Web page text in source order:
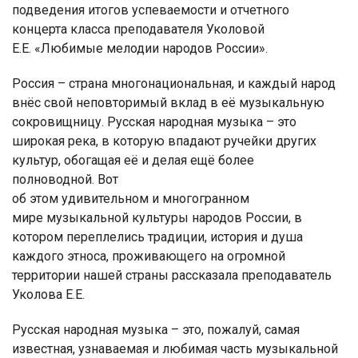
подведения итогов успеваемости и отчетного
концерта класса преподавателя Уколовой
Е.Е. «Любимые мелодии народов России».
Россия – страна многонациональная, и каждый народ
внёс свой неповторимый вклад в её музыкальную
сокровищницу. Русская народная музыка – это
широкая река, в которую впадают ручейки других
культур, обогащая её и делая ещё более
полноводной. Вот
об этом удивительном и многогранном
мире музыкальной культуры народов России, в
котором переплелись традиции, история и душа
каждого этноса, проживающего на огромной
территории нашей страны рассказала преподаватель
Уколова Е.Е.
Русская народная музыка – это, пожалуй, самая
известная, узнаваемая и любимая часть музыкальной